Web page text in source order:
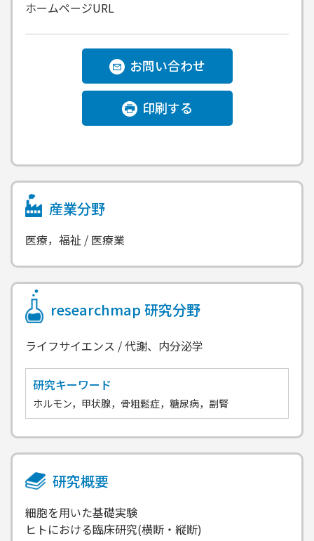
ホームページURL
お問い合わせ
印刷する
産業分野
医療，福祉 / 医療業
researchmap 研究分野
ライフサイエンス / 代謝、内分泌学
研究キーワード
ホルモン，甲状腺，骨粗鬆症，糖尿病，副腎
研究概要
細胞を用いた基礎実験
ヒトにおける臨床研究(横断・縦断)